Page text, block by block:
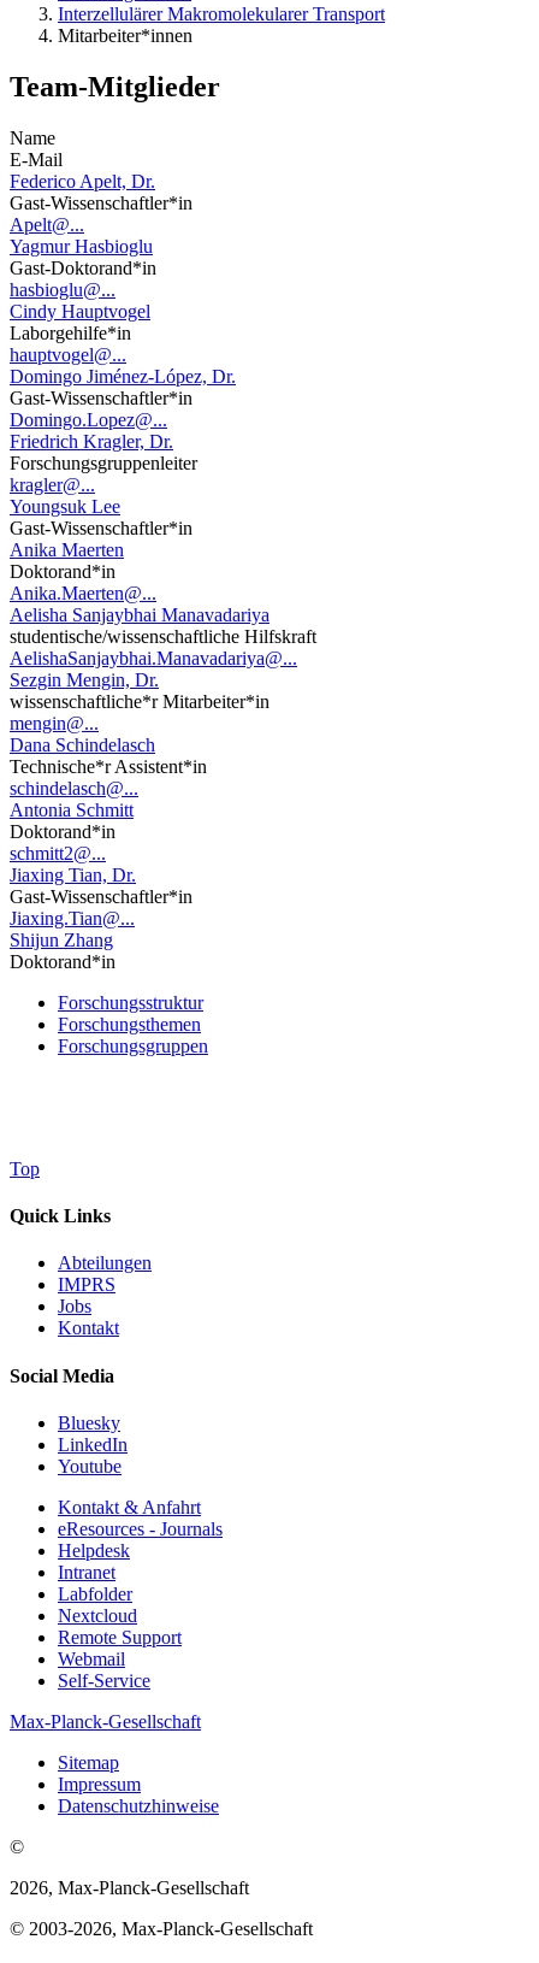
Interzellulärer Makromolekularer Transport
Mitarbeiter*innen
Team-Mitglieder
Name
E-Mail
Federico Apelt, Dr.
Gast-Wissenschaftler*in
Apelt@...
Yagmur Hasbioglu
Gast-Doktorand*in
hasbioglu@...
Cindy Hauptvogel
Laborgehilfe*in
hauptvogel@...
Domingo Jiménez-López, Dr.
Gast-Wissenschaftler*in
Domingo.Lopez@...
Friedrich Kragler, Dr.
Forschungsgruppenleiter
kragler@...
Youngsuk Lee
Gast-Wissenschaftler*in
Anika Maerten
Doktorand*in
Anika.Maerten@...
Aelisha Sanjaybhai Manavadariya
studentische/wissenschaftliche Hilfskraft
AelishaSanjaybhai.Manavadariya@...
Sezgin Mengin, Dr.
wissenschaftliche*r Mitarbeiter*in
mengin@...
Dana Schindelasch
Technische*r Assistent*in
schindelasch@...
Antonia Schmitt
Doktorand*in
schmitt2@...
Jiaxing Tian, Dr.
Gast-Wissenschaftler*in
Jiaxing.Tian@...
Shijun Zhang
Doktorand*in
Forschungsstruktur
Forschungsthemen
Forschungsgruppen
Top
Quick Links
Abteilungen
IMPRS
Jobs
Kontakt
Social Media
Bluesky
LinkedIn
Youtube
Kontakt & Anfahrt
eResources - Journals
Helpdesk
Intranet
Labfolder
Nextcloud
Remote Support
Webmail
Self-Service
Max-Planck-Gesellschaft
Sitemap
Impressum
Datenschutzhinweise
©
2026, Max-Planck-Gesellschaft
© 2003-2026, Max-Planck-Gesellschaft